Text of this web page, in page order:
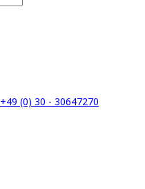
+49 (0) 30 - 30647270